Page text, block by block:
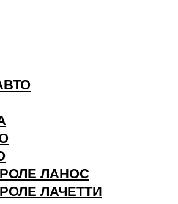
ЛАНОС
ЛАЧЕТТИ